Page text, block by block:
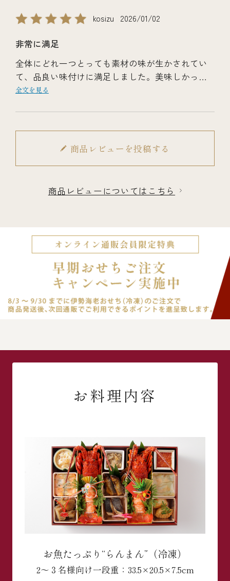
kosizu 2026/01/02
非常に満足
全体にどれ一つとっても素材の味が生かされてい
て、品良い味付けに満足しました。美味しかった
料理は伊勢海老塩麹漬、伊勢海老、鮎。毎年鮮度
全文を見る
商品レビューを投稿する
商品レビューについてはこちら
お料理内容
お魚たっぷり“らんまん”（冷凍）
2～３名様向け一段重：33.5×20.5×7.5cm